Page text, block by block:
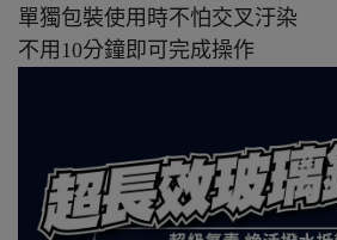
單獨包裝使用時不怕交叉汙染
不用 10分鐘即可完成操作